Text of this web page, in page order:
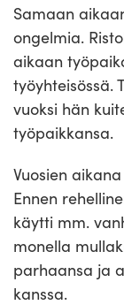
Samaan
ongelmia.
aikaan
työyhteisössä.
vuoksi hän
työpaikkansa.
Vuosien
Ennen
käytti mm.
monella
parhaansa ja
kanssa.